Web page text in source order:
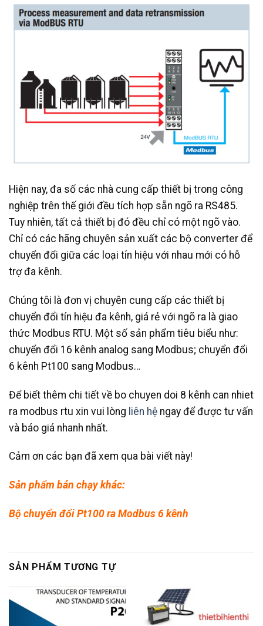
Hiện nay, đa số các nhà cung cấp thiết bị trong công
nghiệp trên thế giới đều tích hợp sẵn ngõ ra RS485.
Tuy nhiên, tất cả thiết bị đó đều chỉ có một ngõ vào.
Chỉ có các hãng chuyên sản xuất các bộ converter để
chuyển đổi giữa các loại tín hiệu với nhau mới có hỗ
trợ đa kênh.
Chúng tôi là đơn vị chuyên cung cấp các thiết bị
chuyển đổi tín hiệu đa kênh, giá rẻ với ngõ ra là giao
thức Modbus RTU. Một số sản phẩm tiêu biểu như:
chuyển đổi 16 kênh analog sang Modbus; chuyển đổi
6 kênh Pt100 sang Modbus…
Để biết thêm chi tiết về bo chuyen doi 8 kênh can nhiet
ra modbus rtu xin vui lòng liên hệ ngay để được tư vấn
và báo giá nhanh nhất.
Cảm ơn các bạn đã xem qua bài viết này!
Sản phẩm bán chạy khác:
Bộ chuyển đổi Pt100 ra Modbus 6 kênh
SẢN PHẨM TƯƠNG TỰ